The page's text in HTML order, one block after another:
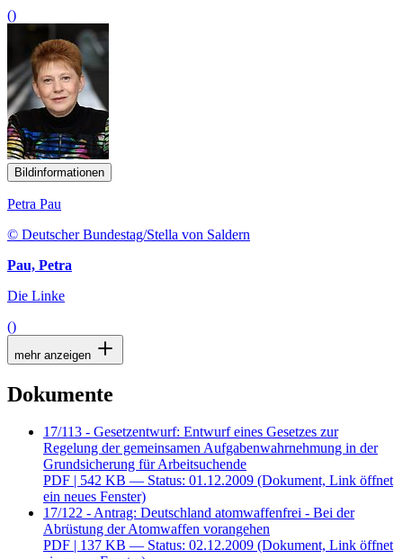
()
Bildinformationen
Petra Pau
© Deutscher Bundestag/Stella von Saldern
Pau, Petra
Die Linke
()
mehr anzeigen
Dokumente
17/113 - Gesetzentwurf: Entwurf eines Gesetzes zur
Regelung der gemeinsamen Aufgabenwahrnehmung in der
Grundsicherung für Arbeitsuchende
PDF | 542 KB — Status: 01.12.2009 (Dokument, Link öffnet
ein neues Fenster)
17/122 - Antrag: Deutschland atomwaffenfrei - Bei der
Abrüstung der Atomwaffen vorangehen
PDF | 137 KB — Status: 02.12.2009 (Dokument, Link öffnet